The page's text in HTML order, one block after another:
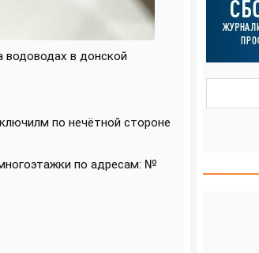
водоводах в донской
по нечётной стороне
по адресам: №